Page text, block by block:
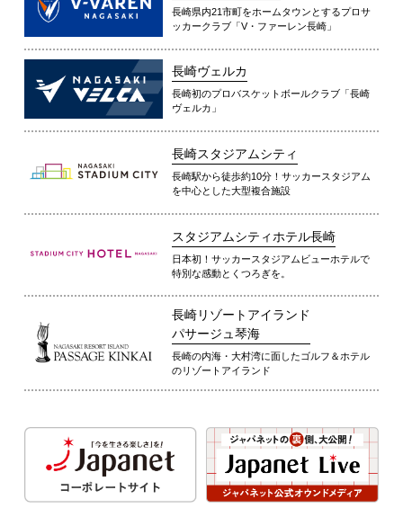
長崎県内21市町をホームタウンとするプロサ
ッカークラブ「V・ファーレン長崎」
長崎ヴェルカ
長崎初のプロバスケットボールクラブ「長崎
ヴェルカ」
長崎スタジアムシティ
長崎駅から徒歩約10分！サッカースタジアム
を中心とした大型複合施設
スタジアムシティホテル長崎
日本初！サッカースタジアムビューホテルで
特別な感動とくつろぎを。
長崎リゾートアイランド
パサージュ琴海
長崎の内海・大村湾に面したゴルフ＆ホテル
のリゾートアイランド